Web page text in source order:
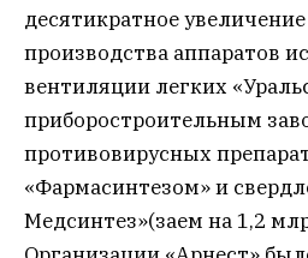
десятикратное
производства аппаратов
вентиляции легких
приборостроительным
противовирусных
«Фармасинтезом» и
Медсинтез»(заем на 1,2